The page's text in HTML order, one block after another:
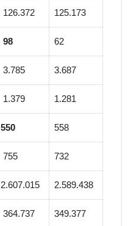
126.372 125.173
98 62
3.785 3.687
1.379 1.281
550 558
755 732
2.607.015 2.589.438
364.737 349.377